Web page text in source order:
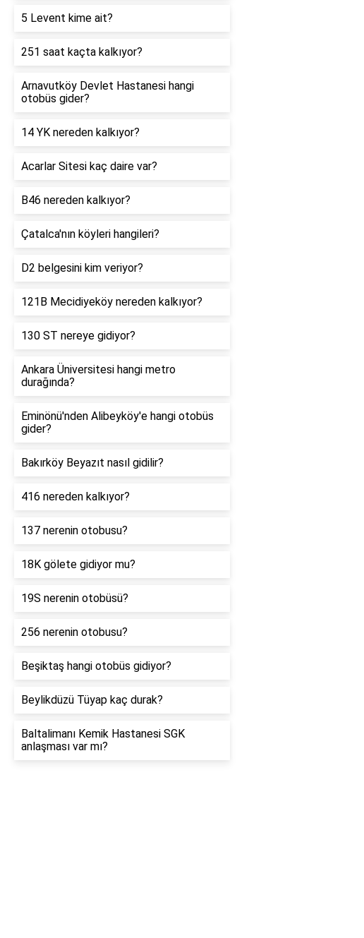
5 Levent kime ait?
251 saat kaçta kalkıyor?
Arnavutköy Devlet Hastanesi hangi
otobüs gider?
14 YK nereden kalkıyor?
Acarlar Sitesi kaç daire var?
B46 nereden kalkıyor?
Çatalca'nın köyleri hangileri?
D2 belgesini kim veriyor?
121B Mecidiyeköy nereden kalkıyor?
130 ST nereye gidiyor?
Ankara Üniversitesi hangi metro
durağında?
Eminönü'nden Alibeyköy'e hangi otobüs
gider?
Bakırköy Beyazıt nasıl gidilir?
416 nereden kalkıyor?
137 nerenin otobusu?
18K gölete gidiyor mu?
19S nerenin otobüsü?
256 nerenin otobusu?
Beşiktaş hangi otobüs gidiyor?
Beylikdüzü Tüyap kaç durak?
Baltalimanı Kemik Hastanesi SGK
anlaşması var mı?